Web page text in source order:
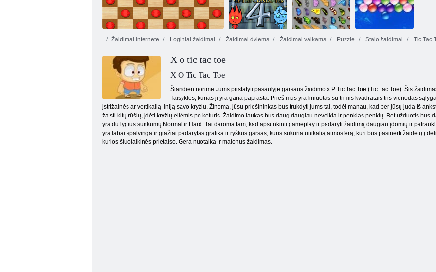
Jūs prieš AI
Šaškės Klasikinis
Vakarų solitaire
Solitaire
magistras
Solitaire
Klasikinis
Velykų
Žaidimai internete Loginiai žaidimai Žaidimai dviems Žaidimai vaikams Puzzle Stalo žaidimai Tic Tac
X o tic tac toe
X O Tic Tac Toe
Šiandien norime Jums pristatyti pasaulyje garsaus žaidimo x P Tic Tac Toe (Tic Tac Toe). Šis
Taisykles, kurias ji yra gana paprasta. Prieš mus yra liniuotas su trimis kvadratais tris vienodas
įstrižainės ar vertikalią liniją savo kryžių. Žinoma, jūsų priešininkas bus trukdyti jums tai, todėl manau, kad per jūsų juda iš
žaisti kitų rūšių, įdėti kryžių eilėmis po keturis. Žaidimo laukas bus daug daugiau neveikia ir penkias penkių. Bet užduotis bus
yra du lygius sunkumų Normal ir Hard. Tai daroma tam, kad apsunkinti gameplay ir padaryti žaidimą daugiau įdomių ir
yra labai spalvinga ir gražiai padarytas grafika ir ryškus garsas, kuris sukuria unikalią atmosferą, kuri bus pasinerti žaidėjų į
kurios šiuolaikinės prietaiso. Gera nuotaika ir malonus žaidimas.